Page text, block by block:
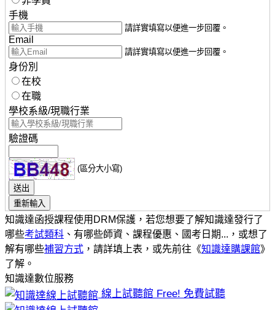
手機
請詳實填寫以便進一步回覆。
Email
請詳實填寫以便進一步回覆。
身份別
在校
在職
學校系級/現職行業
驗證碼
(區分大小寫)
知識達函授課程使用DRM保護，若您想要了解知識達發行了
哪些考試類科 、有哪些師資、課程優惠、國考日期...，或想了
解有哪些補習方式 ，請詳填上表，或先前往《知識達購課館》
了解。
知識達數位服務
線上試聽館 Free! 免費試聽